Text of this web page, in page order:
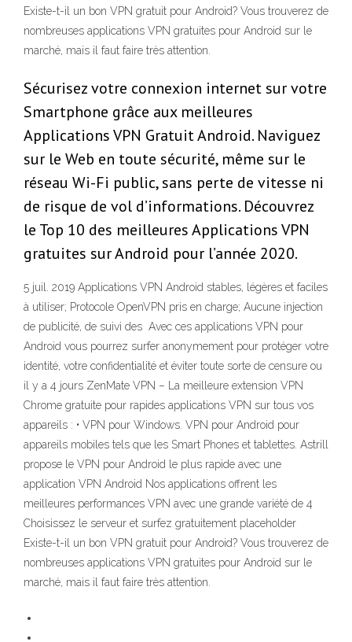
Existe-t-il un bon VPN gratuit pour Android? Vous trouverez de
nombreuses applications VPN gratuites pour Android sur le
marché, mais il faut faire très attention.
Sécurisez votre connexion internet sur votre
Smartphone grâce aux meilleures
Applications VPN Gratuit Android. Naviguez
sur le Web en toute sécurité, même sur le
réseau Wi-Fi public, sans perte de vitesse ni
de risque de vol d’informations. Découvrez
le Top 10 des meilleures Applications VPN
gratuites sur Android pour l’année 2020.
5 juil. 2019 Applications VPN Android stables, légères et faciles
à utiliser; Protocole OpenVPN pris en charge; Aucune injection
de publicité, de suivi des Avec ces applications VPN pour
Android vous pourrez surfer anonymement pour protéger votre
identité, votre confidentialité et éviter toute sorte de censure ou
il y a 4 jours ZenMate VPN – La meilleure extension VPN
Chrome gratuite pour rapides applications VPN sur tous vos
appareils : • VPN pour Windows. VPN pour Android pour
appareils mobiles tels que les Smart Phones et tablettes. Astrill
propose le VPN pour Android le plus rapide avec une
application VPN Android Nos applications offrent les
meilleures performances VPN avec une grande variété de 4
Choisissez le serveur et surfez gratuitement placeholder
Existe-t-il un bon VPN gratuit pour Android? Vous trouverez de
nombreuses applications VPN gratuites pour Android sur le
marché, mais il faut faire très attention.